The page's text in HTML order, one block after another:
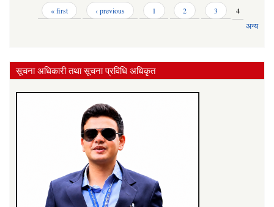
« first ‹ previous 1 2 3
4
अन्य
सूचना अधिकारी तथा सूचना प्रविधि अधिकृत